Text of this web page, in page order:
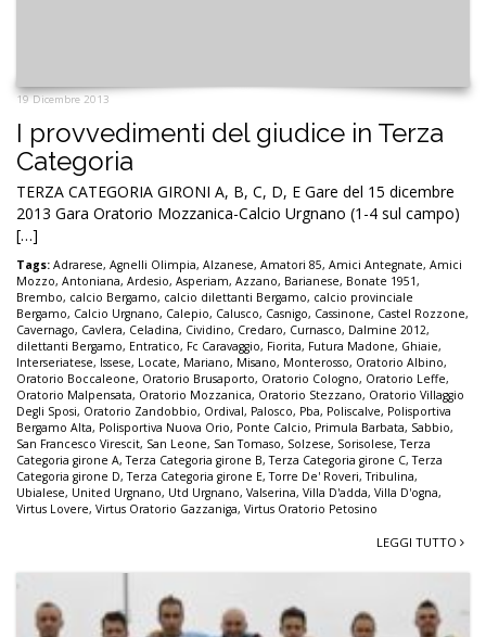
19 Dicembre 2013
I provvedimenti del giudice in Terza
Categoria
TERZA CATEGORIA GIRONI A, B, C, D, E Gare del 15 dicembre
2013 Gara Oratorio Mozzanica-Calcio Urgnano (1-4 sul campo)
[…]
Tags: Adrarese, Agnelli Olimpia, Alzanese, Amatori 85, Amici Antegnate, Amici
Mozzo, Antoniana, Ardesio, Asperiam, Azzano, Barianese, Bonate 1951,
Brembo, calcio Bergamo, calcio dilettanti Bergamo, calcio provinciale
Bergamo, Calcio Urgnano, Calepio, Calusco, Casnigo, Cassinone, Castel Rozzone,
Cavernago, Cavlera, Celadina, Cividino, Credaro, Curnasco, Dalmine 2012,
dilettanti Bergamo, Entratico, Fc Caravaggio, Fiorita, Futura Madone, Ghiaie,
Interseriatese, Issese, Locate, Mariano, Misano, Monterosso, Oratorio Albino,
Oratorio Boccaleone, Oratorio Brusaporto, Oratorio Cologno, Oratorio Leffe,
Oratorio Malpensata, Oratorio Mozzanica, Oratorio Stezzano, Oratorio Villaggio
Degli Sposi, Oratorio Zandobbio, Ordival, Palosco, Pba, Poliscalve, Polisportiva
Bergamo Alta, Polisportiva Nuova Orio, Ponte Calcio, Primula Barbata, Sabbio,
San Francesco Virescit, San Leone, San Tomaso, Solzese, Sorisolese,Terza
Categoria girone A,Terza Categoria girone B,Terza Categoria girone C,Terza
Categoria girone D,Terza Categoria girone E,Torre De' Roveri,Tribulina,
Ubialese, United Urgnano, Utd Urgnano, Valserina, Villa D'adda, Villa D'ogna,
Virtus Lovere, Virtus Oratorio Gazzaniga, Virtus Oratorio Petosino
LEGGI TUTTO